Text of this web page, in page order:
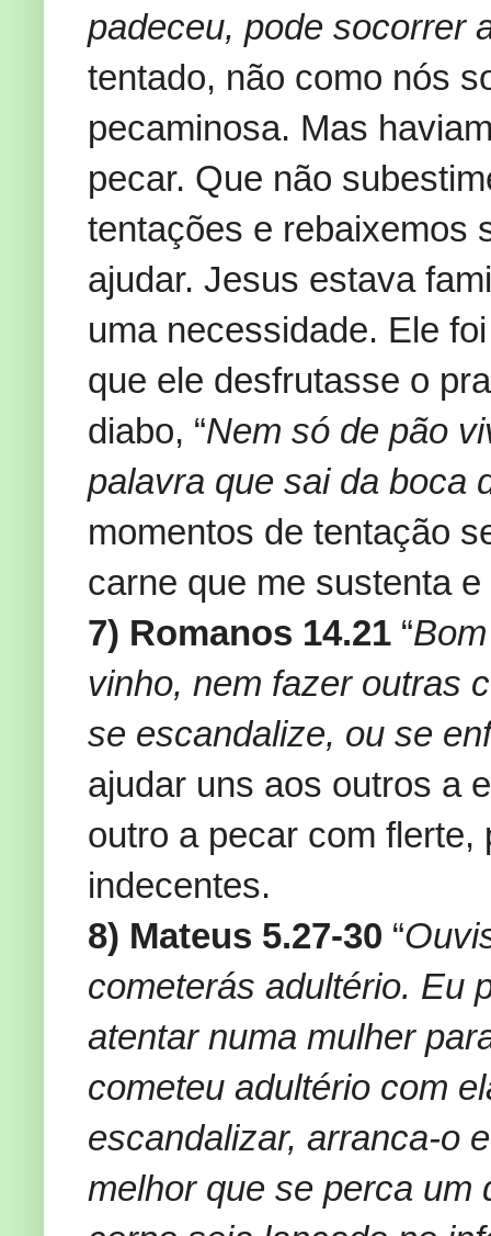
padeceu, pode socorrer
tentado, não como nós
pecaminosa. Mas
pecar. Que não
tentações e rebaixemos
ajudar. Jesus estava
uma necessidade. Ele
que ele desfrutasse o
diabo, “Nem só de pão
palavra que sai da boca
momentos de tentação
carne que me sustenta e
7) Romanos 14.21 “
vinho, nem fazer outras
se escandalize, ou se
ajudar uns aos outros a
outro a pecar com
indecentes.
8) Mateus 5.27-30 “
cometerás adultério. Eu
atentar numa mulher
cometeu adultério com
escandalizar, arranca-o
melhor que se perca um